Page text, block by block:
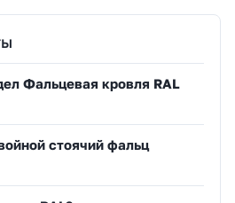
Фальцевая кровля RAL
стоячий фальц